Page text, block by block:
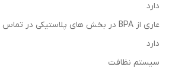
دارد
عاری از BPA در بخش های پلاستیکی در تماس با مواد غذایی
دارد
سیستم نظافت